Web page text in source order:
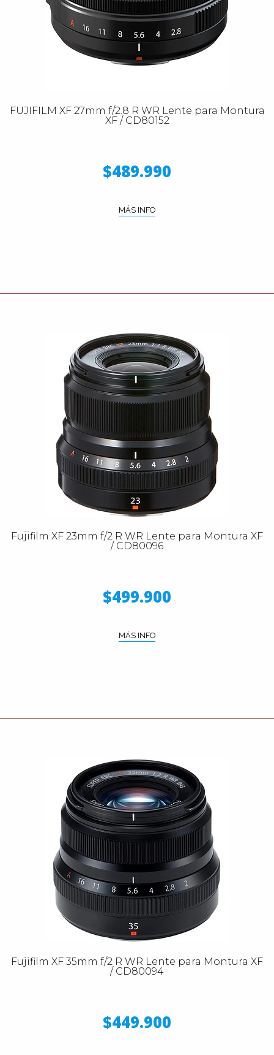
FUJIFILM XF 27mm f/2.8 R WR Lente para Montura
XF / CD80152
$489.990
MÁS INFO
Fujifilm XF 23mm f/2 R WR Lente para Montura XF
/ CD80096
$499.900
MÁS INFO
Fujifilm XF 35mm f/2 R WR Lente para Montura XF
/ CD80094
$449.900